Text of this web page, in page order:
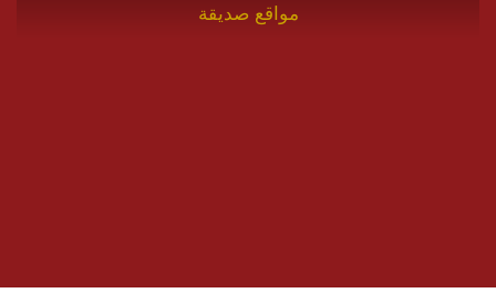
مواقع صديقة